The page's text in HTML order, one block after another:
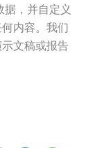
，并自定义
内容。我们
文稿或报告